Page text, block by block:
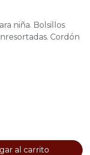
niña. Bolsillos
Cordón
al carrito